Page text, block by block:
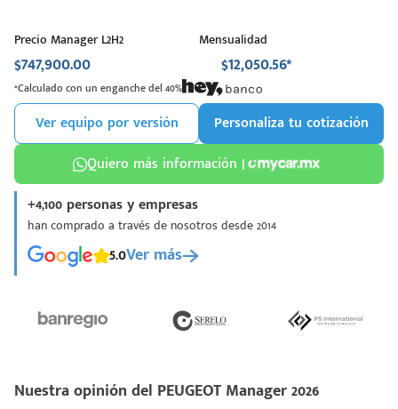
Nuestra opinión del PEUGEOT Manager 2026
Precio Manager L2H2
$747,900.00
Mensualidad
$12,050.56*
*Calculado con un enganche del 40%
Ver equipo por versión
Personaliza tu cotización
Quiero más información |
+4,100 personas y empresas
han comprado a través de nosotros desde 2014
5.0Ver más